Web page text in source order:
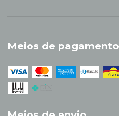
Meios de pagamento